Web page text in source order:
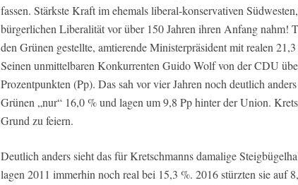
fassen. Stärkste Kraft im ehemals liberal-konservativen
bürgerlichen Liberalität vor über 150 Jahren ihren Anfang nahm!
den Grünen gestellte, amtierende Ministerpräsident mit realen
Seinen unmittelbaren Konkurrenten Guido Wolf von der CDU
Prozentpunkten (Pp). Das sah vor vier Jahren noch deutlich
Grünen „nur“ 16,0 % und lagen um 9,8 Pp hinter der Union.
Grund zu feiern.
Deutlich anders sieht das für Kretschmanns damalige
lagen 2011 immerhin noch real bei 15,3 %. 2016 stürzten sie auf